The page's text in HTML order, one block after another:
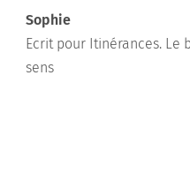
Sophie
Ecrit pour Itinérances. Le
sens